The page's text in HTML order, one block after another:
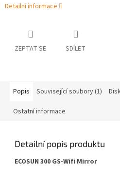
Detailní informace
ZEPTAT SE SDÍLET
Popis Související soubory (1)
Ostatní informace
Detailní popis produktu
ECOSUN 300 GS-Wifi Mirror